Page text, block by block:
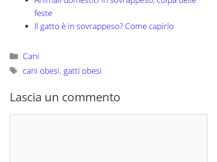
feste
Il gatto è in sovrappeso? Come capirlo
Categorie
Cani
Tag
cani obesi, gatti obesi
Lascia un commento